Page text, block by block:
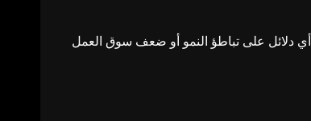
دلائل على تباطؤ النمو أو ضعف سوق العمل